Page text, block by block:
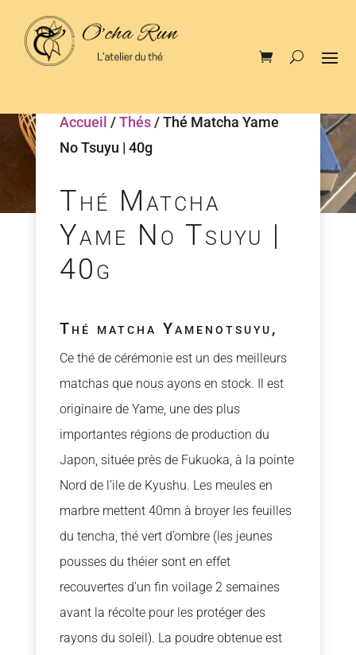
Accueil /Thés/ Thé Matcha Yame
No Tsuyu | 40g
Thé Matcha
Yame No Tsuyu |
40g
Thé matcha Yamenotsuyu,
Ce thé de cérémonie est un des meilleurs
matchas que nous ayons en stock. Il est
originaire de Yame, une des plus
importantes régions de production du
Japon, située près de Fukuoka, à la pointe
Nord de l’ile de Kyushu. Les meules en
marbre mettent 40mn à broyer les feuilles
du tencha, thé vert d’ombre (les jeunes
pousses du théier sont en effet
recouvertes d’un fin voilage 2 semaines
avant la récolte pour les protéger des
rayons du soleil). La poudre obtenue est